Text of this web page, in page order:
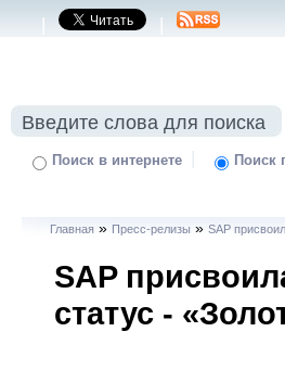
| |
Поиск в интернете | Поиск
Главная » Пресс-релизы »SAP
SAP
статус -